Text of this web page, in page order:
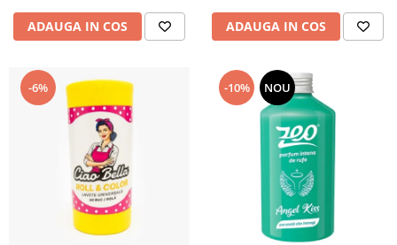
ADAUGA IN COS ADAUGA IN COS
-6% -10% NOU